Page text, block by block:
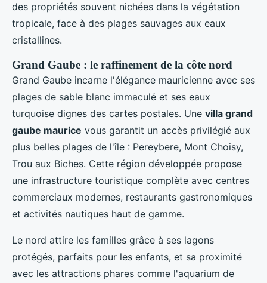
des propriétés souvent nichées dans la végétation
tropicale, face à des plages sauvages aux eaux
cristallines.
Grand Gaube : le raffinement de la côte nord
Grand Gaube incarne l'élégance mauricienne avec ses
plages de sable blanc immaculé et ses eaux
turquoise dignes des cartes postales. Une villa grand
gaube maurice vous garantit un accès privilégié aux
plus belles plages de l'île : Pereybere, Mont Choisy,
Trou aux Biches. Cette région développée propose
une infrastructure touristique complète avec centres
commerciaux modernes, restaurants gastronomiques
et activités nautiques haut de gamme.
Le nord attire les familles grâce à ses lagons
protégés, parfaits pour les enfants, et sa proximité
avec les attractions phares comme l'aquarium de